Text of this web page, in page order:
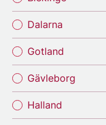
Dalarna
Gotland
Gävleborg
Halland